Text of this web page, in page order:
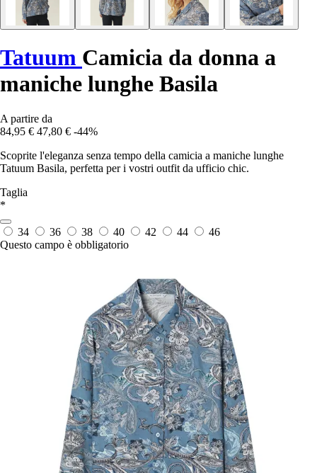
Tatuum Camicia da donna a
maniche lunghe Basila
A partire da
84,95 € 47,80 € -44%
Scoprite l'eleganza senza tempo della camicia a maniche lunghe
Tatuum Basila, perfetta per i vostri outfit da ufficio chic.
Taglia
*
34 36 38 40 42 44
46
Questo campo è obbligatorio